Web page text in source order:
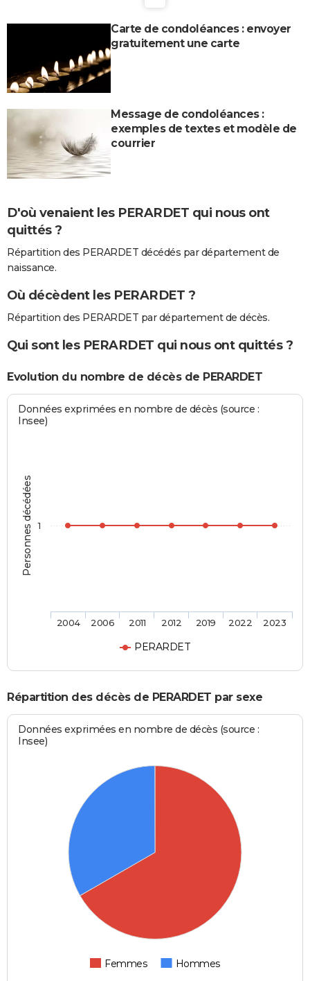
Carte de condoléances : envoyer
gratuitement une carte
Message de condoléances :
exemples de textes et modèle de
courrier
D'où venaient les PERARDET qui nous ont
quittés ?
Répartition des PERARDET décédés par département de
naissance.
Où décèdent les PERARDET ?
Répartition des PERARDET par département de décès.
Qui sont les PERARDET qui nous ont quittés ?
Evolution du nombre de décès de PERARDET
Personnes décédées
Données exprimées en nombre de décès (source :
Insee)
PERARDET
2004 2006 2011 2012 2019 2022 2023
1
Répartition des décès de PERARDET par sexe
Données exprimées en nombre de décès (source :
Insee)
Femmes Hommes